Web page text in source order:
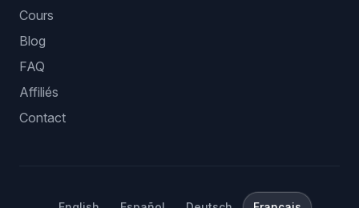
Cours
Blog
FAQ
Affiliés
Contact